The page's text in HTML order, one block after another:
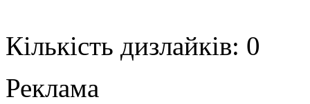
Кількість дизлайків: 0
Реклама